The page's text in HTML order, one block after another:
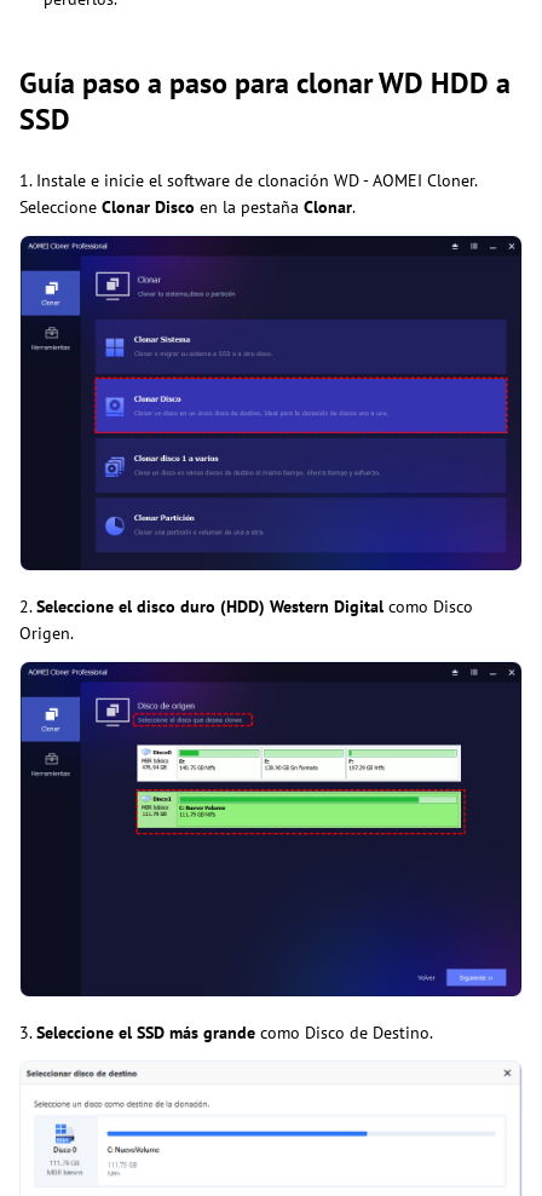
Guía paso a paso para clonar WD HDD a
SSD
1. Instale e inicie el software de clonación WD - AOMEI Cloner.
Seleccione Clonar Disco en la pestaña Clonar.
2.Seleccione el disco duro (HDD) Western Digital como Disco
Origen.
3.Seleccione el SSD más grande como Disco de Destino.